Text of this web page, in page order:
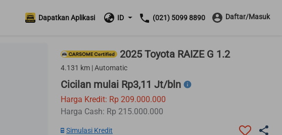
(021) 5099 8890
ID
Dapatkan Aplikasi Daftar/Masuk
2025 Toyota RAIZE G 1.2
4.131 km | Automatic
Cicilan mulai Rp3,11 Jt/bln
Harga Kredit: Rp 209.000.000
Harga Cash: Rp 215.000.000
Simulasi Kredit